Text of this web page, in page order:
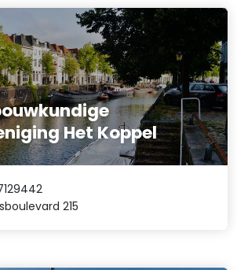
Het Koppel
215